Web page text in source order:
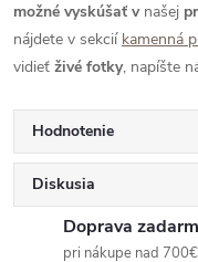
možné vyskúšať v našej
nájdete v sekcií kamenná
vidieť živé fotky, napíšte
Hodnotenie
Diskusia
Doprava
pri nákupe nad 700€